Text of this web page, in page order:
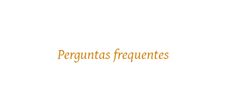
Perguntas frequentes